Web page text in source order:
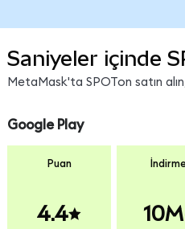
Saniyeler içinde
MetaMask'ta SPOTon satın
Google Play
Puan
4.4